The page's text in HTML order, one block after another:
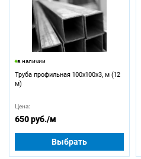
в наличии
Труба профильная 100х100х3, м (12
м)
Цена:
650 руб./м
Выбрать